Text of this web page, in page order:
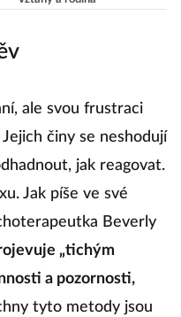
překvapí!
ale svou frustraci
činy se neshodují
jak reagovat.
Jak píše ve své
Beverly
„tichým
a pozornosti,
tyto metody jsou